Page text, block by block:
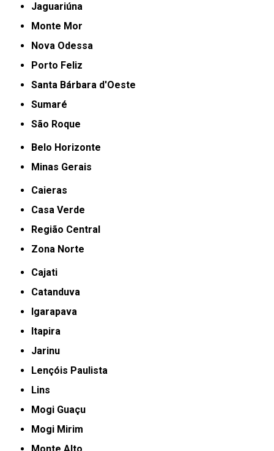
Jaguariúna
Monte Mor
Nova Odessa
Porto Feliz
Santa Bárbara d'Oeste
Sumaré
São Roque
Belo Horizonte
Minas Gerais
Caieras
Casa Verde
Região Central
Zona Norte
Cajati
Catanduva
Igarapava
Itapira
Jarinu
Lençóis Paulista
Lins
Mogi Guaçu
Mogi Mirim